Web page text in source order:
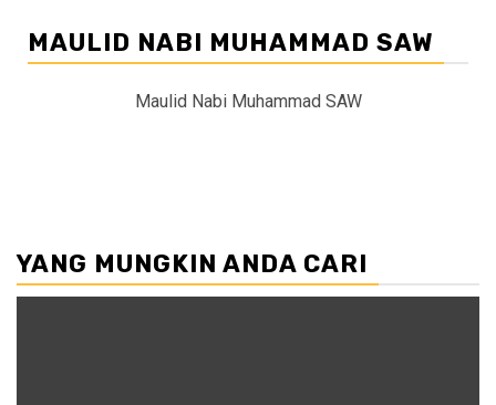
MAULID NABI MUHAMMAD SAW
Maulid Nabi Muhammad SAW
YANG MUNGKIN ANDA CARI